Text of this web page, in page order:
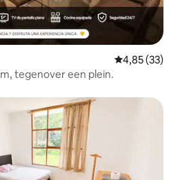
Gemiddelde
4,85 (33)
tegenover een plein.